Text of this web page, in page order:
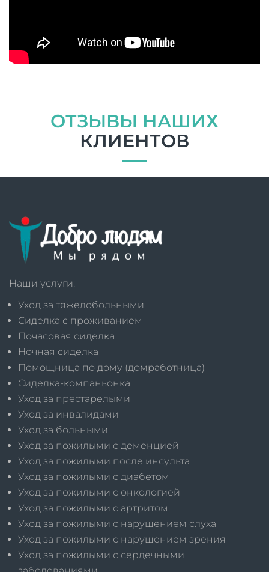
ОТЗЫВЫ НАШИХ
КЛИЕНТОВ
Наши услуги:
Уход за тяжелобольными
Сиделка с проживанием
Почасовая сиделка
Ночная сиделка
Помощница по дому (домработница)
Сиделка-компаньонка
Уход за престарелыми
Уход за инвалидами
Уход за больными
Уход за пожилыми с деменцией
Уход за пожилыми после инсульта
Уход за пожилыми с диабетом
Уход за пожилыми с онкологией
Уход за пожилыми с артритом
Уход за пожилыми с нарушением слуха
Уход за пожилыми с нарушением зрения
Уход за пожилыми с сердечными